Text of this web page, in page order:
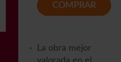
COMPRAR
La obra mejor